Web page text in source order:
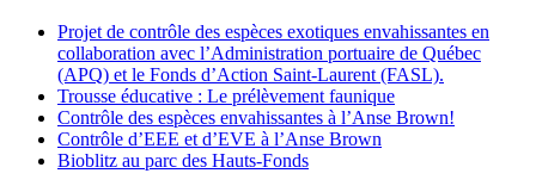
Projet de contrôle des espèces exotiques envahissantes en
collaboration avec l’Administration portuaire de Québec
(APQ) et le Fonds d’Action Saint-Laurent (FASL).
Trousse éducative : Le prélèvement faunique
Contrôle des espèces envahissantes à l’Anse Brown!
Contrôle d’EEE et d’EVE à l’Anse Brown
Bioblitz au parc des Hauts-Fonds